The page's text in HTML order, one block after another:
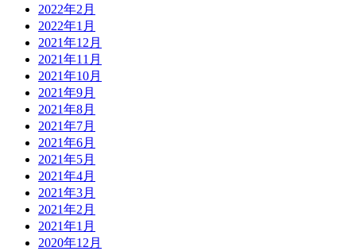
2022年2月
2022年1月
2021年12月
2021年11月
2021年10月
2021年9月
2021年8月
2021年7月
2021年6月
2021年5月
2021年4月
2021年3月
2021年2月
2021年1月
2020年12月